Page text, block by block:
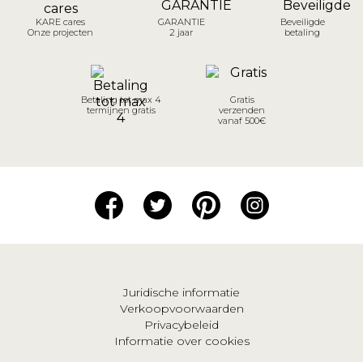
KARE cares
Onze projecten
GARANTIE
2 jaar
Beveiligde
betaling
Betaling tot max 4
termijnen gratis
Gratis
verzenden
vanaf 500€
Juridische informatie
Verkoopvoorwaarden
Privacybeleid
Informatie over cookies